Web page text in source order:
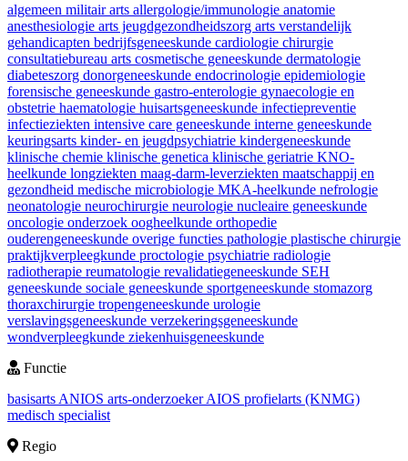
algemeen militair arts allergologie/immunologie anatomie
anesthesiologie arts jeugdgezondheidszorg arts verstandelijk
gehandicapten bedrijfsgeneeskunde cardiologie chirurgie
consultatiebureau arts cosmetische geneeskunde dermatologie
diabeteszorg donorgeneeskunde endocrinologie epidemiologie
forensische geneeskunde gastro-enterologie gynaecologie en
obstetrie haematologie huisartsgeneeskunde infectiepreventie
infectieziekten intensive care geneeskunde interne geneeskunde
keuringsarts kinder- en jeugdpsychiatrie kindergeneeskunde
klinische chemie klinische genetica klinische geriatrie KNO-
heelkunde longziekten maag-darm-leverziekten maatschappij en
gezondheid medische microbiologie MKA-heelkunde nefrologie
neonatologie neurochirurgie neurologie nucleaire geneeskunde
oncologie onderzoek oogheelkunde orthopedie
ouderengeneeskunde overige functies pathologie plastische chirurgie
praktijkverpleegkunde proctologie psychiatrie radiologie
radiotherapie reumatologie revalidatiegeneeskunde SEH
geneeskunde sociale geneeskunde sportgeneeskunde stomazorg
thoraxchirurgie tropengeneeskunde urologie
verslavingsgeneeskunde verzekeringsgeneeskunde
wondverpleegkunde ziekenhuisgeneeskunde
Functie
basisarts ANIOS arts-onderzoekerAIOS profielarts (KNMG)
medisch specialist
Regio